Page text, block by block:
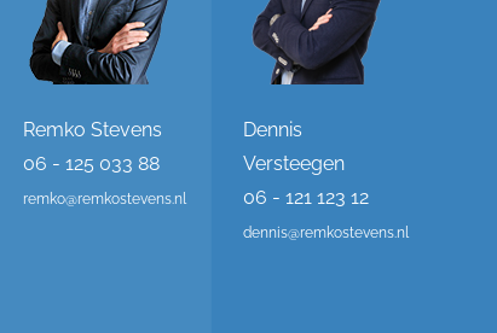
Remko Stevens
06 - 125 033 88
remko@remkostevens.nl
Dennis
Versteegen
06 - 121 123 12
dennis@remkostevens.nl